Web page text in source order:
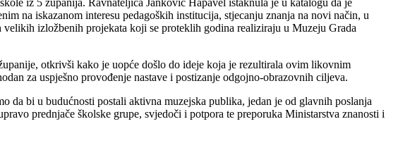
na iskazanom interesu pedagoških institucija, stjecanju znanja na novi način, u
izložbenih projekata koji se proteklih godina realiziraju u Muzeju Grada
otkrivši kako je uopće došlo do ideje koja je rezultirala ovim likovnim
za uspješno provođenje nastave i postizanje odgojno-obrazovnih ciljeva.
da bi u budućnosti postali aktivna muzejska publika, jedan je od glavnih poslanja
prednjače školske grupe, svjedoči i potpora te preporuka Ministarstva znanosti i